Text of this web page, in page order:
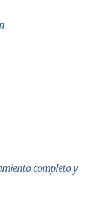
completo y